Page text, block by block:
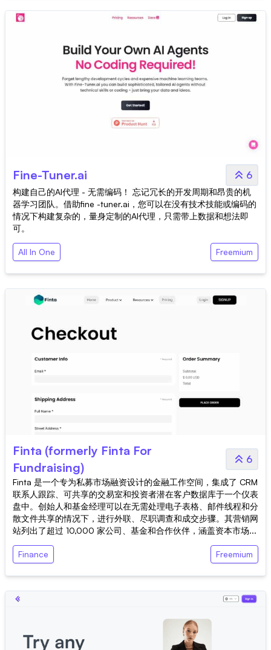
Fine-Tuner.ai 6
构建自己的AI代理 - 无需编码！ 忘记冗长的开发周期和昂贵的机
器学习团队。借助fine -tuner.ai，您可以在没有技术技能或编码的
情况下构建复杂的，量身定制的AI代理，只需带上数据和想法即
可。
All In One Freemium
Finta (formerly Finta For
Fundraising)
6
Finta 是一个专为私募市场融资设计的金融工作空间，集成了 CRM
联系人跟踪、可共享的交易室和投资者潜在客户数据库于一个仪表
盘中。创始人和基金经理可以在无需处理电子表格、邮件线程和分
散文件共享的情况下，进行外联、尽职调查和成交步骤。其营销网
站列出了超过 10,000 家公司、基金和合作伙伴，涵盖资本市场...
Finance Freemium